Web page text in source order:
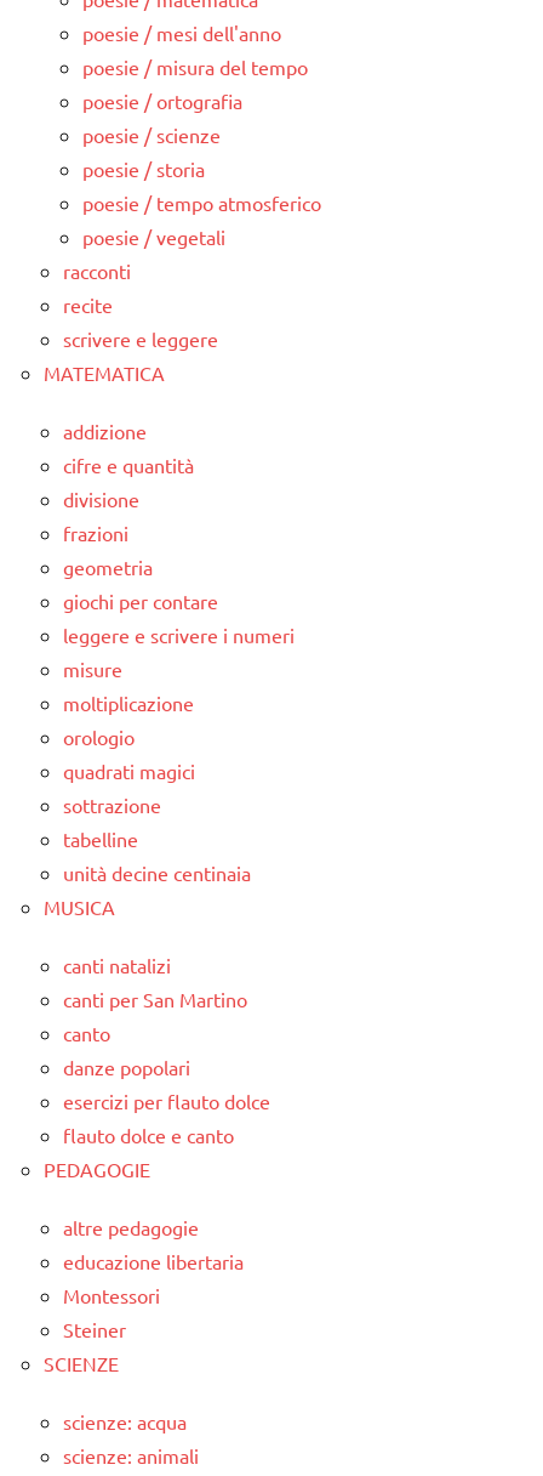
poesie / mesi dell'anno
poesie / misura del tempo
poesie / ortografia
poesie / scienze
poesie / storia
poesie / tempo atmosferico
poesie / vegetali
racconti
recite
scrivere e leggere
MATEMATICA
addizione
cifre e quantità
divisione
frazioni
geometria
giochi per contare
leggere e scrivere i numeri
misure
moltiplicazione
orologio
quadrati magici
sottrazione
tabelline
unità decine centinaia
MUSICA
canti natalizi
canti per San Martino
canto
danze popolari
esercizi per flauto dolce
flauto dolce e canto
PEDAGOGIE
altre pedagogie
educazione libertaria
Montessori
Steiner
SCIENZE
scienze: acqua
scienze: animali